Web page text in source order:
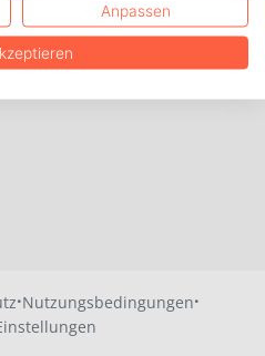
·Nutzungsbedingungen·
Anpassen